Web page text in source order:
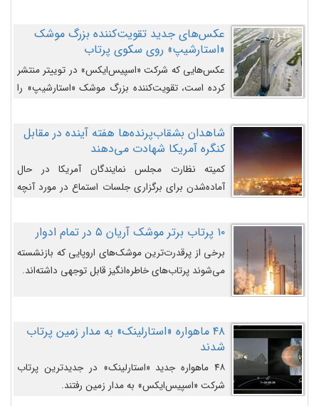
روزافزون کارآفرینی در حوزه فضایی و مزایای جدیدی که
کارآفرینان این حوزه ایجاد می‌کنند، می‌پردازد.
عکس‌های جدید تقویت‌کننده بزرگ موشک
«استارشیپ» روی سکوی پرتاب
عکس‌هایی که شرکت «اسپیس‌ایکس» در توییتر منتشر
کرده است، تقویت‌کننده بزرگ موشک «استارشیپ» را
شاهدان بشقاب‌پرنده‌ها هفته آینده در مقابل
کنگره آمریکا شهادت می‌دهند
کمیته نظارت مجلس نمایندگان آمریکا در حال
آماده‌شدن برای برگزاری جلسات استماع در مورد آنچه
می‌دانند، است و قرار است افشاگران یوفوها هفته آینده
در مقابل آنها شهادت دهند.۱۰ پرتاب برتر موشک آریان ۵ در تمام ادوار
برخی از پرقدرت‌ترین موشک‌های اروپایی که بازنشسته
می‌شوند پرتاب‌های خاطره‌انگیز قابل توجهی داشته‌اند.
۴۸ ماهواره «استارلینک» به مدار زمین پرتاب
شدند
۴۸ ماهواره جدید «استارلینک» در جدیدترین پرتاب
شرکت «اسپیس‌ایکس» به مدار زمین رفتند.